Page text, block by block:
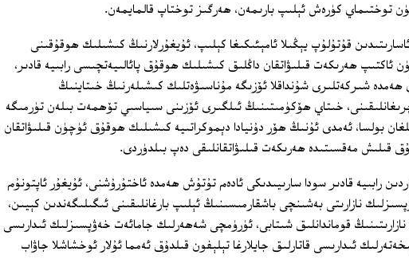
توختىماي كۈرەش ئېلىپ بارىمەن، ھەرگىز توختاپ قالمايمەن.
قۇتۇلۇپ يېڭىلا ئامېئىكىغا كېلىپ، ئۇيغۇرلارنىڭ كىشىلىك ھوقۇقىنى
ھەرىكەت قىلىۋاتقان داڭلىق كىشىلىك ھوقۇق پائالىيەتچىسى رابىيە قادىر،
ھەمدە شىركەتلىرى شۇنداقلا ئۆزىگە مۇناسىۋەتلىك كىشىلەرنىڭ خىتاينىڭ
خىتاي ھۆكۈمىتىنىڭ ئىلگىرى ئۆزىنى سىياسىي تۆھمەت بىلەن تۈرمىگە
بولسا، ئەمدى ئۇنىڭ ھۆر دۇنيادا دېموكراتىيە كىشىلىك ھوقۇق ئۈچۈن قىلىۋاتقان
قىلىش مەقسىتىدە ھەرىكەت قىلىۋاتقانلىقى دەپ بىلدۈردى.
رابىيە قادىر سودا سارىيىدىكى ئادەم تۇتۇش ھەمدە ئاختۇرۇشنى، ئۇيغۇر ئاپتونۇم
نازارىتى بەشىنچى باشقارمىسىنىڭ ئېلىپ بارغانلىقىنى ئىگىلىگەندىن كېيىن،
قوماندانلىق شىتابى، ئۈرۈمچى شەھەرلىك جامائەت خەۋپسىزلىك ئىدارىسى
ئىدارىسى قاتارلىق جايلارغا تېلېفون قىلدۇق ئەمما ئۇلار ئوخشاشلا جاۋاب